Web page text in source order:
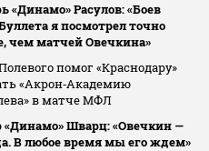
«Динамо» Расулов: «Боев
я посмотрел точно
чем матчей Овечкина»
помог «Краснодару»
«Акрон‑Академию
в матче МФЛ
«Динамо» Шварц: «Овечкин —
В любое время мы его ждем»